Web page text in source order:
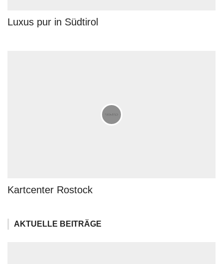
Luxus pur in Südtirol
Kartcenter Rostock
AKTUELLE BEITRÄGE